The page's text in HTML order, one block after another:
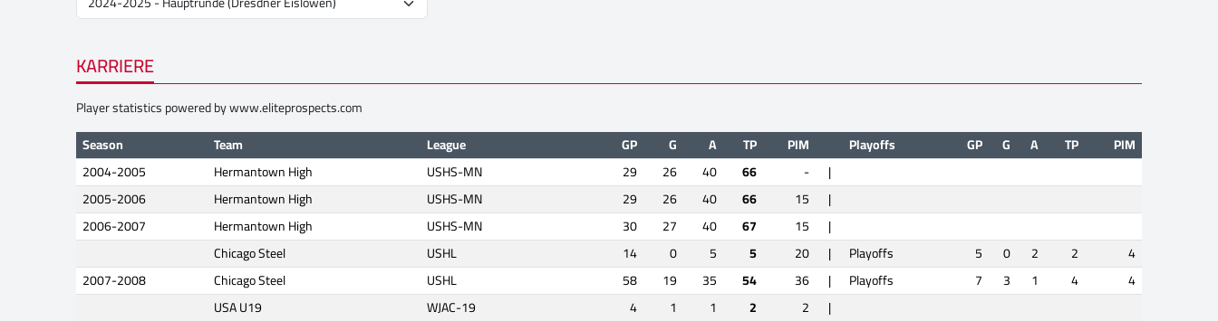
KARRIERE
Player statistics powered bywww.eliteprospects.com
Season
Team League GP G A TP PIM Playoffs GP G A TP
PIM
2004-2005
Hermantown High USHS-MN 29 26 40 66 -
|
2005-2006
Hermantown High USHS-MN 29 26 40 66 15
|
2006-2007
Hermantown High USHS-MN 30 27 40 67 15
|
Chicago Steel
USHL 14 0 5 5 20 | Playoffs 5 0 2 2
4
2007-2008
Chicago Steel USHL 58 19 35 54 36 | Playoffs 7 3 1 4
4
USA U19
WJAC-19 4 1 1 2 2
|